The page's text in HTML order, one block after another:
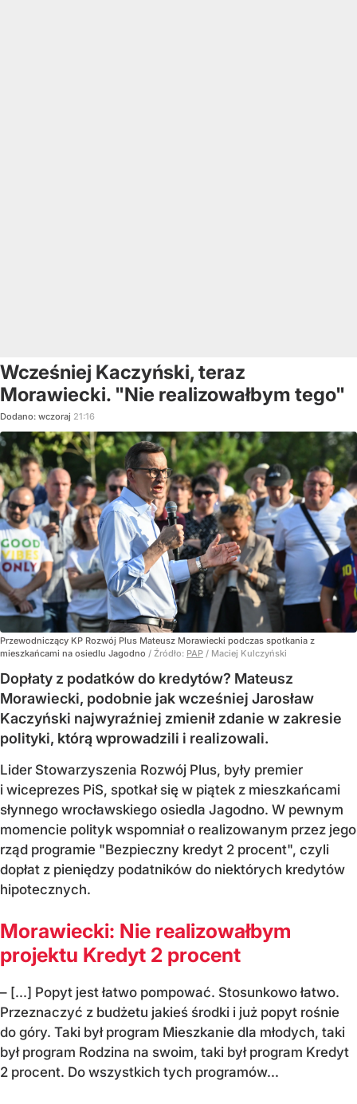
Wcześniej Kaczyński, teraz
Morawiecki. "Nie realizowałbym tego"
Dodano: wczoraj 21:16
Przewodniczący KP Rozwój Plus Mateusz Morawiecki podczas spotkania z
mieszkańcami na osiedlu Jagodno / Źródło: PAP / Maciej Kulczyński
Dopłaty z podatków do kredytów? Mateusz
Morawiecki, podobnie jak wcześniej Jarosław
Kaczyński najwyraźniej zmienił zdanie w zakresie
polityki, którą wprowadzili i realizowali.
Lider Stowarzyszenia Rozwój Plus, były premier
i wiceprezes PiS, spotkał się w piątek z mieszkańcami
słynnego wrocławskiego osiedla Jagodno. W pewnym
momencie polityk wspomniał o realizowanym przez jego
rząd programie "Bezpieczny kredyt 2 procent", czyli
dopłat z pieniędzy podatników do niektórych kredytów
hipotecznych.
Morawiecki: Nie realizowałbym
projektu Kredyt 2 procent
– [...] Popyt jest łatwo pompować. Stosunkowo łatwo.
Przeznaczyć z budżetu jakieś środki i już popyt rośnie
do góry. Taki był program Mieszkanie dla młodych, taki
był program Rodzina na swoim, taki był program Kredyt
2 procent. Do wszystkich tych programów...